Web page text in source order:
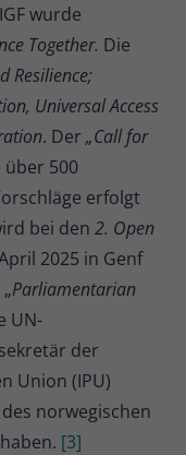
wurde
Together. Die
Resilience;
Universal Access
. Der „Call for
500
erfolgt
bei den 2. Open
2025 in Genf
Parliamentarian
UN-
der
Union (IPU)
norwegischen
[3]